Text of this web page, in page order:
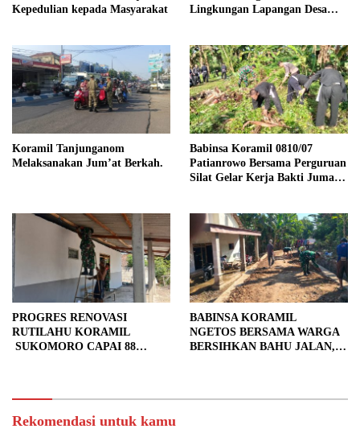
Kepedulian kepada Masyarakat
Lingkungan Lapangan Desa
Koramil Tanjunganom
Melaksanakan Jum’at Berkah.
Babinsa Koramil 0810/07
Patianrowo Bersama Perguruan
Silat Gelar Kerja Bakti Jumat
PROGRES RENOVASI
RUTILAHU KORAMIL
SUKOMORO CAPAI 88
BABINSA KORAMIL
NGETOS BERSAMA WARGA
BERSIHKAN BAHU JALAN,
Rekomendasi untuk kamu